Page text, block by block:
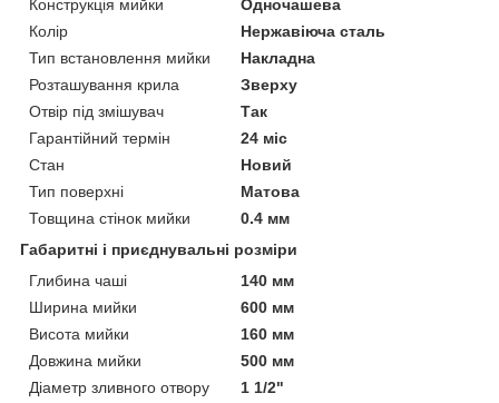
Конструкція мийки
Одночашева
Колір
Нержавіюча сталь
Тип встановлення мийки
Накладна
Розташування крила
Зверху
Отвір під змішувач
Так
Гарантійний термін
24 міс
Стан
Новий
Тип поверхні
Матова
Товщина стінок мийки
0.4 мм
Габаритні і приєднувальні розміри
Глибина чаші
140 мм
Ширина мийки
600 мм
Висота мийки
160 мм
Довжина мийки
500 мм
Діаметр зливного отвору
1 1/2"